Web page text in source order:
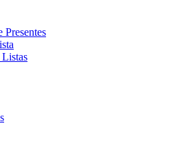
Presentes
Listas